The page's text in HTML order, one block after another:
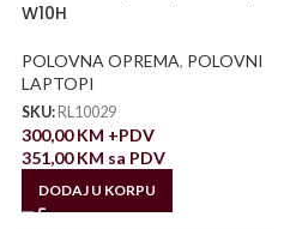
W10H
POLOVNA OPREMA, POLOVNI
LAPTOPI
SKU: RL10029
300,00KM +PDV
351,00KM sa PDV
DODAJ U KORPU